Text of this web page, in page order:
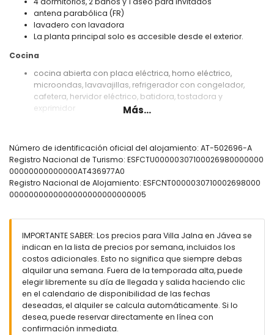
antena parabólica (FR)
lavadero con lavadora
La planta principal solo es accesible desde el exterior.
Cocina
cocina abierta con placa eléctrica, horno eléctrico,
microondas, lavavajillas, refrigerador con congelador,
cafetera, hervidor eléctrico, batidora, tostadora y
exprimidor
2 dormitorios con aire acondicionado, cada uno con
cama doble
2 dormitorios con aire acondicionado, cada uno con 2
camas individuales (de 190 por 90cm)
2 baños cada uno con lavabo, ducha y wc
piscina privada de 12m x 5m y 2m de profundidad
hermoso jardín con césped, grava, árboles y mobiliario de
jardín con tumbonas
3 terrazas, de las cuales 1 es cubierta
barbacoa
zona de estar al aire libre y zona de comedor al aire libre
4 plazas de aparcamiento privadas
Más información
Más...
Número de identificación oficial del alojamiento: AT-502696-A
Registro Nacional de Turismo: ESFCTU00000307100026980000000
00000000000000AT436977A0
Registro Nacional de Alojamiento: ESFCNT0000030710002698000
0000000000000000000000000005
IMPORTANTE SABER: Los precios para Villa Jalna en Jávea se
indican en la lista de precios por semana, incluidos los
costos adicionales. Esto no significa que siempre debas
alquilar una semana. Fuera de la temporada alta, puede
elegir libremente su día de llegada y salida haciendo clic
en el calendario de disponibilidad de las fechas
deseadas, el alquiler se calcula automáticamente. Si lo
desea, puede reservar directamente en línea con
confirmación inmediata.